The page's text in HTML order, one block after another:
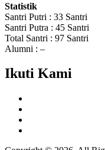
Statistik
Santri Putri : 33 Santri
Santri Putra : 45 Santri
Total Santri : 97 Santri
Alumni : –
Ikuti Kami